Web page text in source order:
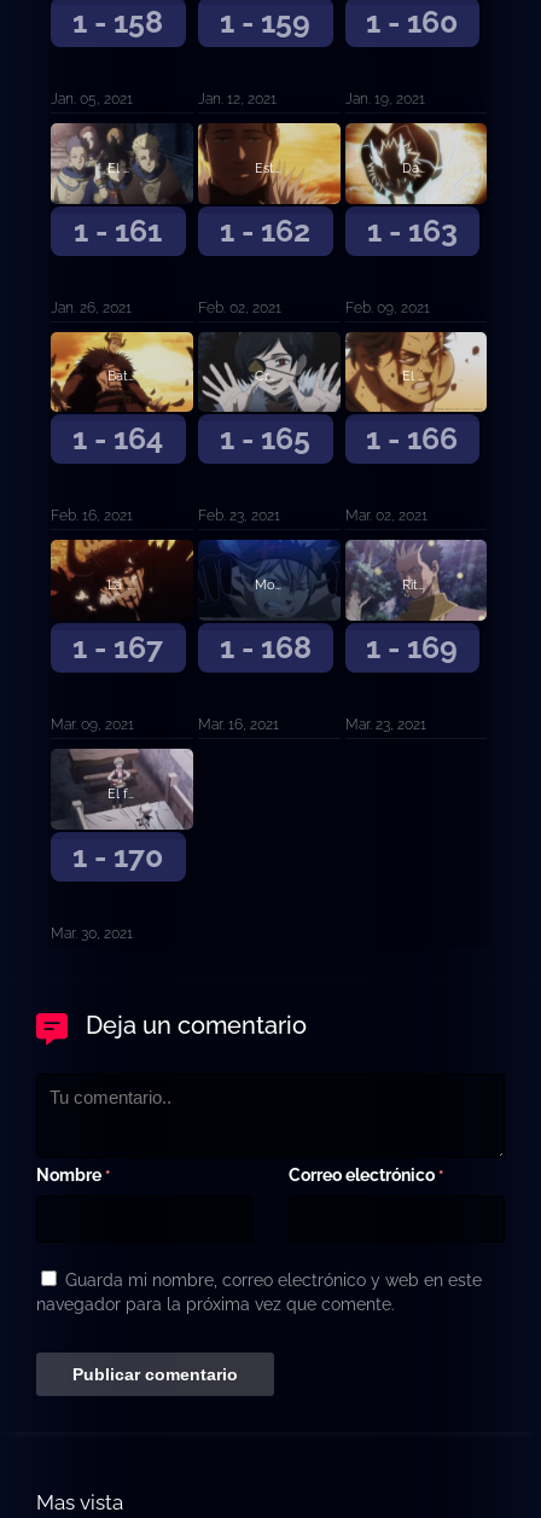
1 - 158
Jan. 05, 2021
1 - 159
Jan. 12, 2021
1 - 160
Jan. 19, 2021
1 - 161
El poder de Zenon
Jan. 26, 2021
1 - 162
Estalla una gran batalla
Feb. 02, 2021
1 - 163
Dante contra el capitán de los Toros Negros
Feb. 09, 2021
1 - 164
Batalla en el Reino del Corazón
Feb. 16, 2021
1 - 165
Cruzada de agua
Feb. 23, 2021
1 - 166
El capitán Yami Sukehiro
Mar. 02, 2021
1 - 167
La promesa negra
Mar. 09, 2021
1 - 168
Movimientos superiores
Mar. 16, 2021
1 - 169
Ritual de obediencia
Mar. 23, 2021
1 - 170
El futuro distante
Mar. 30, 2021
Deja un comentario
Nombre * Correo electrónico *
Guarda mi nombre, correo electrónico y web en este
navegador para la próxima vez que comente.
Mas vista